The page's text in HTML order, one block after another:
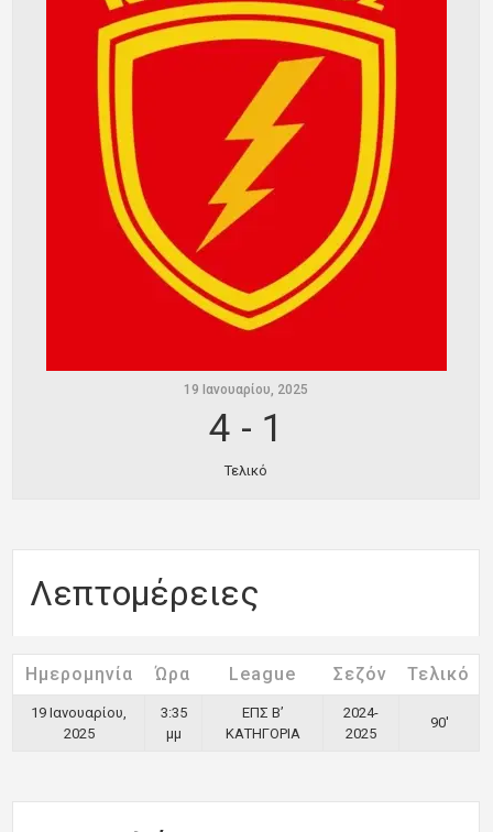
19 Ιανουαρίου, 2025
4 - 1
Τελικό
Λεπτομέρειες
Ημερομηνία Ώρα League Σεζόν Τελικό
19 Ιανουαρίου,
2025
3:35
μμ
ΕΠΣ Β’
ΚΑΤΗΓΟΡΙΑ
2024-
2025
90'